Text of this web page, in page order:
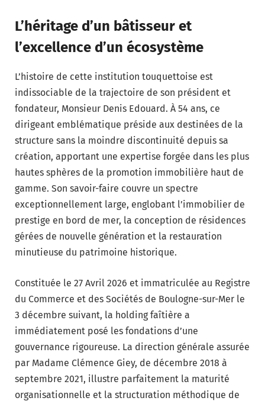
L’héritage d’un bâtisseur et
l’excellence d’un écosystème
L’histoire de cette institution touquettoise est
indissociable de la trajectoire de son président et
fondateur, Monsieur Denis Edouard. À 54 ans, ce
dirigeant emblématique préside aux destinées de la
structure sans la moindre discontinuité depuis sa
création, apportant une expertise forgée dans les plus
hautes sphères de la promotion immobilière haut de
gamme. Son savoir-faire couvre un spectre
exceptionnellement large, englobant l’immobilier de
prestige en bord de mer, la conception de résidences
gérées de nouvelle génération et la restauration
minutieuse du patrimoine historique.
Constituée le 27 Avril 2026 et immatriculée au Registre
du Commerce et des Sociétés de Boulogne-sur-Mer le
3 décembre suivant, la holding faîtière a
immédiatement posé les fondations d’une
gouvernance rigoureuse. La direction générale assurée
par Madame Clémence Giey, de décembre 2018 à
septembre 2021, illustre parfaitement la maturité
organisationnelle et la structuration méthodique de